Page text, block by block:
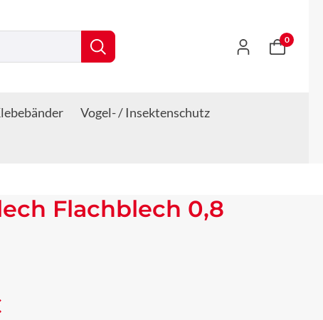
0
Vogel- / Insektenschutz
Flachblech 0,8